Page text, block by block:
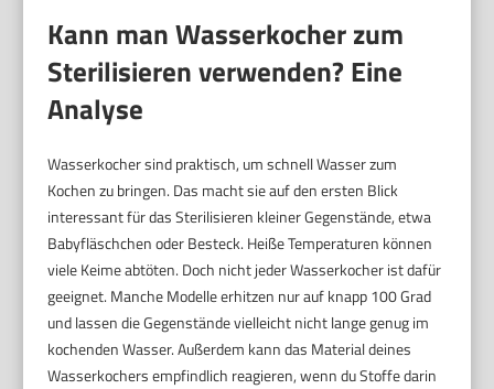
Kann man Wasserkocher zum
Sterilisieren verwenden? Eine
Analyse
Wasserkocher sind praktisch, um schnell Wasser zum
Kochen zu bringen. Das macht sie auf den ersten Blick
interessant für das Sterilisieren kleiner Gegenstände, etwa
Babyfläschchen oder Besteck. Heiße Temperaturen können
viele Keime abtöten. Doch nicht jeder Wasserkocher ist dafür
geeignet. Manche Modelle erhitzen nur auf knapp 100 Grad
und lassen die Gegenstände vielleicht nicht lange genug im
kochenden Wasser. Außerdem kann das Material deines
Wasserkochers empfindlich reagieren, wenn du Stoffe darin